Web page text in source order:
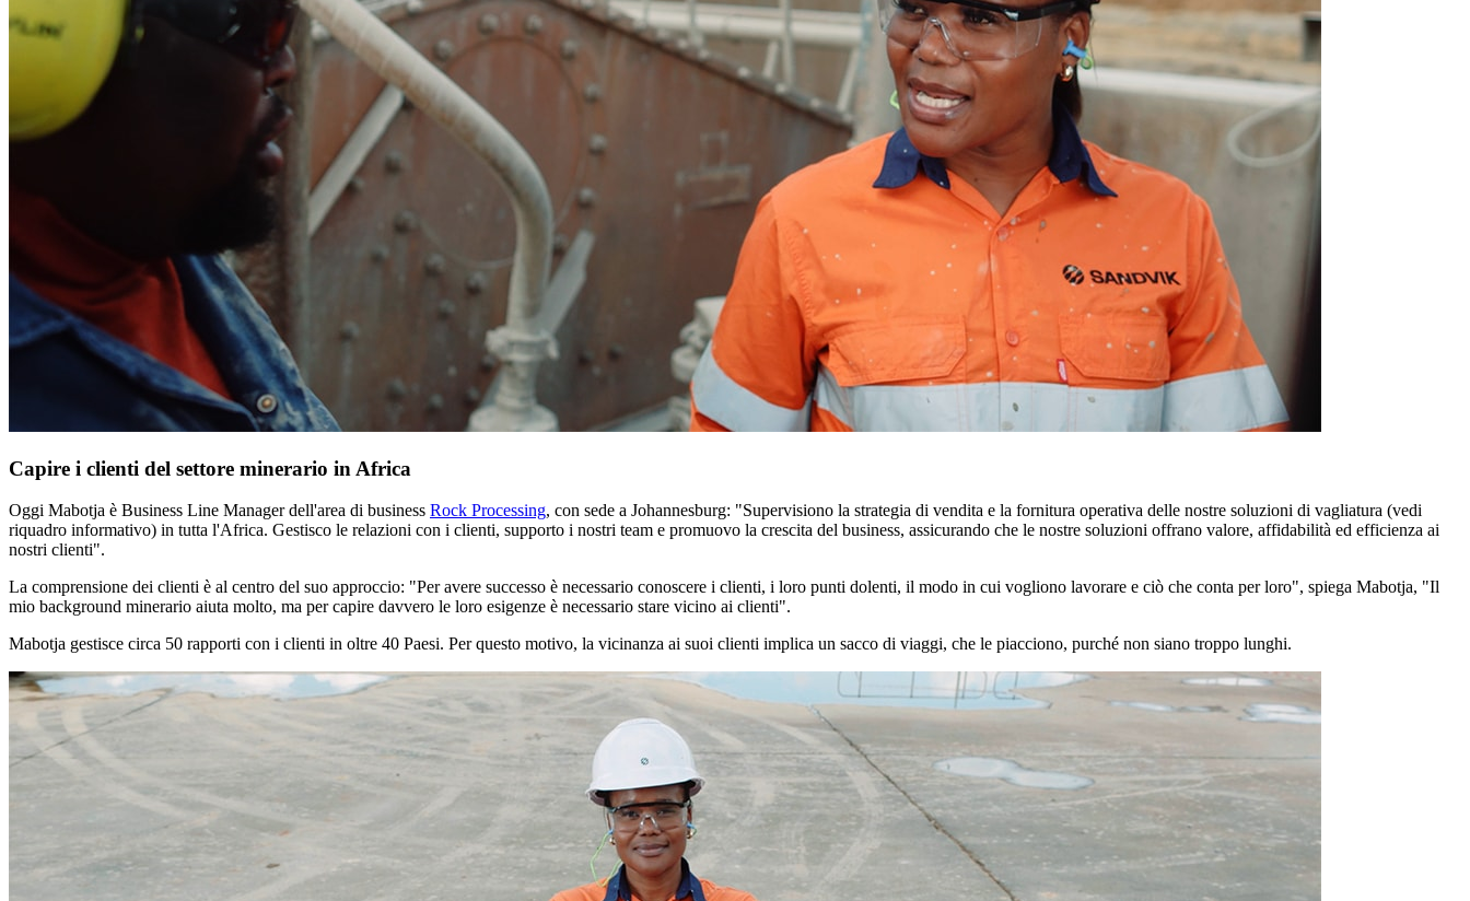
Capire i clienti del settore minerario in Africa
Oggi Mabotja è Business Line Manager dell'area di business Rock Processing, con sede a Johannesburg: "Supervisiono la strategia di vendita e la fornitura operativa delle nostre soluzioni di vagliatura (vedi
riquadro informativo) in tutta l'Africa. Gestisco le relazioni con i clienti, supporto i nostri team e promuovo la crescita del business, assicurando che le nostre soluzioni offrano valore, affidabilità ed efficienza ai
nostri clienti".
La comprensione dei clienti è al centro del suo approccio: "Per avere successo è necessario conoscere i clienti, i loro punti dolenti, il modo in cui vogliono lavorare e ciò che conta per loro", spiega Mabotja, "Il
mio background minerario aiuta molto, ma per capire davvero le loro esigenze è necessario stare vicino ai clienti".
Mabotja gestisce circa 50 rapporti con i clienti in oltre 40 Paesi. Per questo motivo, la vicinanza ai suoi clienti implica un sacco di viaggi, che le piacciono, purché non siano troppo lunghi.